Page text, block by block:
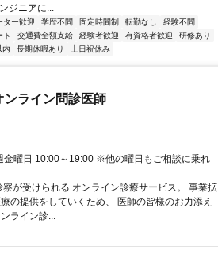
ジニアに...
ター歓迎 学歴不問 固定時間制 転勤なし
経験不問
ト 交通費全額支給 経験者歓迎 有資格者歓迎
研修あり
内 長期休暇あり 土日祝休み
ンライン問診医師
金曜日 10:00～19:00 ※他の曜日もご相談に乗れ
が受けられる オンライン診療サービス。 事業拡
の提供をしていくため、 医師の皆様のお力添え
ライン診...